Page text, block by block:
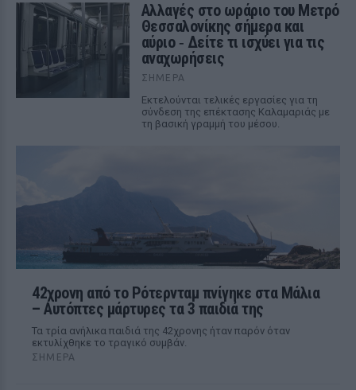
Αλλαγές στο ωράριο του Μετρό
Θεσσαλονίκης σήμερα και
αύριο ‑ Δείτε τι ισχύει για τις
αναχωρήσεις
ΣΉΜΕΡΑ
Εκτελούνται τελικές εργασίες για τη
σύνδεση της επέκτασης Καλαμαριάς με
τη βασική γραμμή του μέσου.
42χρονη από το Ρότερνταμ πνίγηκε στα Μάλια
– Αυτόπτες μάρτυρες τα 3 παιδιά της
Τα τρία ανήλικα παιδιά της 42χρονης ήταν παρόν όταν
εκτυλίχθηκε το τραγικό συμβάν.
ΣΉΜΕΡΑ